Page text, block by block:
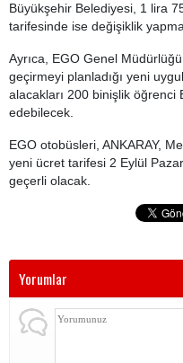
Büyükşehir Belediyesi, 1 lira
tarifesinde ise değişiklik
Ayrıca, EGO Genel
geçirmeyi planladığı yeni
alacakları 200 binişlik öğrenci
edebilecek.
EGO otobüsleri, ANKARAY,
yeni ücret tarifesi 2 Eylül
geçerli olacak.
Yorumlar